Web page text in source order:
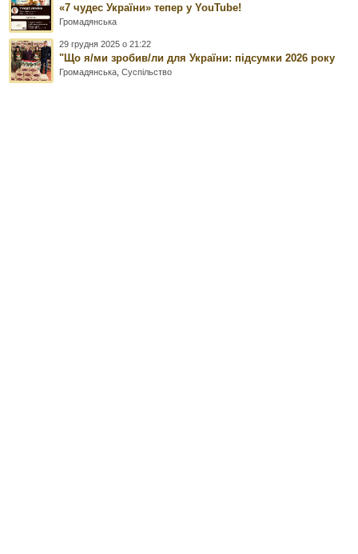
«7 чудес України» тепер у YouTube!
Громадянська
29 грудня 2025 о 21:22
"Що я/ми зробив/ли для України: підсумки 2026 року
Громадянська ,Суспільство